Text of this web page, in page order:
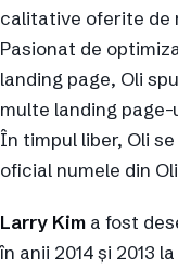
calitative oferite de
Pasionat de
landing page, Oli
multe landing
În timpul liber, Oli
oficial numele din
Larry Kim a fost
în anii 2014 şi 2013